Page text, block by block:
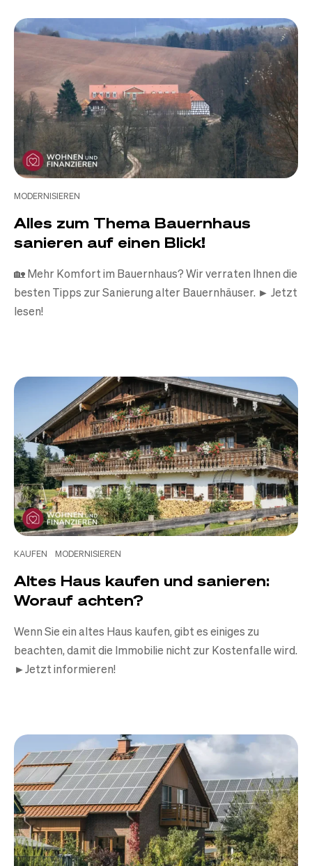
MODERNISIEREN
Alles zum Thema Bauernhaus
sanieren auf einen Blick!
🏡 Mehr Komfort im Bauernhaus? Wir verraten Ihnen die
besten Tipps zur Sanierung alter Bauernhäuser. ► Jetzt
lesen!
KAUFEN MODERNISIEREN
Altes Haus kaufen und sanieren:
Worauf achten?
Wenn Sie ein altes Haus kaufen, gibt es einiges zu
beachten, damit die Immobilie nicht zur Kostenfalle wird.
►Jetzt informieren!